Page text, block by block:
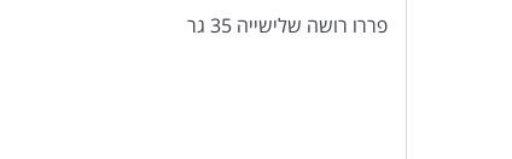
פררו רושה שלישייה 35 גר